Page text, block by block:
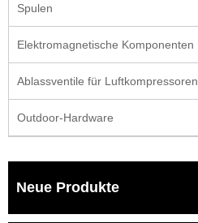
Spulen
Elektromagnetische Komponenten
Ablassventile für Luftkompressoren
Outdoor-Hardware
Neue Produkte